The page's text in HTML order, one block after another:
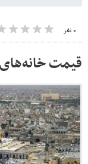
۰ نفر
قیمت